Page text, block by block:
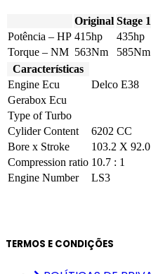
Original Stage 1
Potência – HP 415hp 435hp
Torque – NM 563Nm 585Nm
Características
Engine Ecu
Delco E38
Gerabox Ecu
Type of Turbo
Cylider Content
6202 CC
Bore x Stroke
103.2 X
Compression ratio 10.7 : 1
Engine Number
LS3
TERMOS E CONDIÇÕES